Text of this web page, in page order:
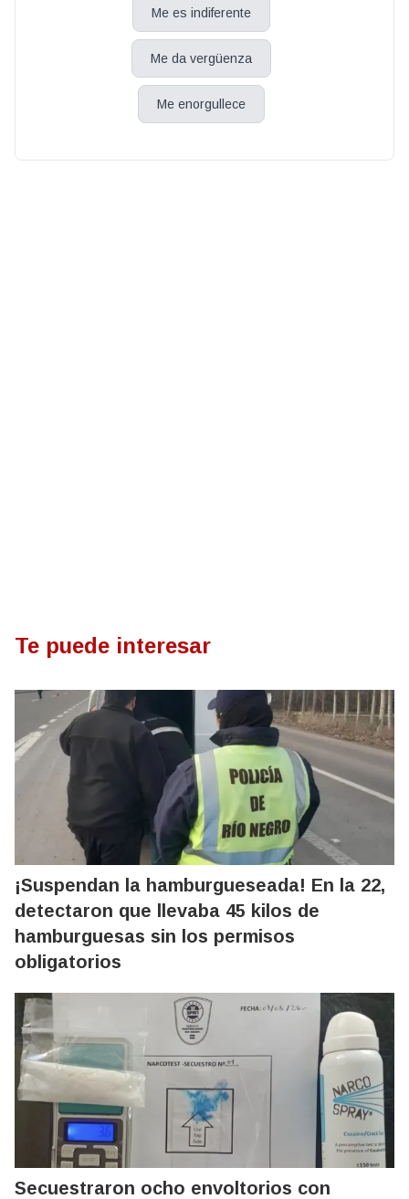
Me es indiferente
Me da vergüenza
Me enorgullece
Te puede interesar
¡Suspendan la hamburgueseada! En la 22,
detectaron que llevaba 45 kilos de
hamburguesas sin los permisos
obligatorios
Secuestraron ocho envoltorios con